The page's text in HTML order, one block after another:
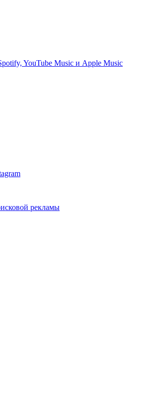
YouTube Music и Apple Music
рекламы